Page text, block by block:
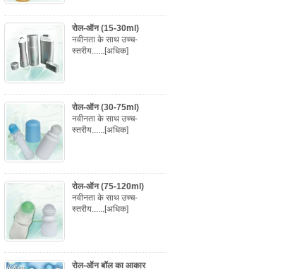
रोल-ऑन (15-30ml)
नवीनता के साथ उच्च-
स्तरीय......[अधिक]
रोल-ऑन (30-75ml)
नवीनता के साथ उच्च-
स्तरीय......[अधिक]
रोल-ऑन (75-120ml)
नवीनता के साथ उच्च-
स्तरीय......[अधिक]
रोल-ऑन बॉल का आकार